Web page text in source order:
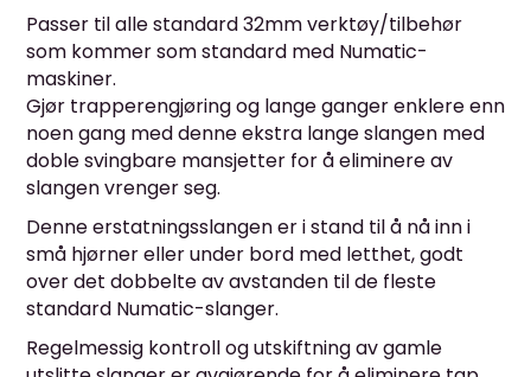
Passer til alle standard 32mm verktøy/tilbehør
som kommer som standard med Numatic-
maskiner.
Gjør trapperengjøring og lange ganger enklere enn
noen gang med denne ekstra lange slangen med
doble svingbare mansjetter for å eliminere av
slangen vrenger seg.
Denne erstatningsslangen er i stand til å nå inn i
små hjørner eller under bord med letthet, godt
over det dobbelte av avstanden til de fleste
standard Numatic-slanger.
Regelmessig kontroll og utskiftning av gamle